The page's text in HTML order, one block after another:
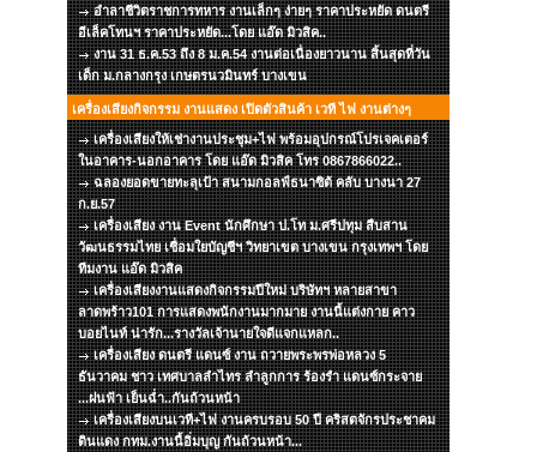
อำลาชีวิตราชการทหาร งานเล็กๆ ง่ายๆ ราคาประหยัด ดนตรี
อีเล็คโทนฯ ราคาประหยัด...โดย แอ๊ด มิวสิค..
งาน 31 ธ.ค.53 ถึง 8 ม.ค.54 งานต่อเนื่องยาวนาน สิ้นสุดที่วัน
เด็ก ม.กลางกรุง เกษตรนวมินทร์ บางเขน
เครื่องเสียงกิจกรรม งานแสดง เปิดตัวสินค้า เวที ไฟ งานต่างๆ
เครื่องเสียงให้เช่างานประชุม+ไฟ พร้อมอุปกรณ์โปรเจคเตอร์
ในอาคาร-นอกอาคาร โดย แอ๊ด มิวสิค โทร 0867866022..
ฉลองยอดขายทะลุเป้า สนามกอลฟ์ธนาซิต้ คลับ บางนา 27
ก.ย.57
เครื่องเสียง งาน Event นักศึกษา ป.โท ม.ศรีปทุม สืบสาน
วัฒนธรรมไทย เชื่อมใยบัญชีฯ วิทยาเขต บางเขน กรุงเทพฯ โดย
ทีมงาน แอ๊ด มิวสิค
เครื่องเสียงงานแสดงกิจกรรมปีใหม่ บริษัทฯ หลายสาขา
ลาดพร้าว101 การแสดงพนักงานมากมาย งานนี้แต่งกาย คาว
บอยไนท์ น่ารัก...รางวัลเจ้านายใจดีแจกแหลก..
เครื่องเสียง ดนตรี แดนซ์ งาน ถวายพระพรพ่อหลวง 5
ธันวาคม ชาว เทศบาลลำไทร ลำลูกการ ร้องรำ แดนซ์กระจาย
...ฝนฟ้า เย็นฉ่ำ..กันถ้วนหน้า
เครื่องเสียงบนเวที+ไฟ งานครบรอบ 50 ปี คริสตจักรประชาคม
ดินแดง กทม.งานนี้อิ่มบุญ กันถ้วนหน้า...